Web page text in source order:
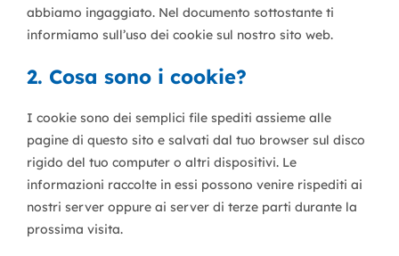
abbiamo ingaggiato. Nel documento sottostante ti
informiamo sull’uso dei cookie sul nostro sito web.
2. Cosa sono i cookie?
I cookie sono dei semplici file spediti assieme alle
pagine di questo sito e salvati dal tuo browser sul disco
rigido del tuo computer o altri dispositivi. Le
informazioni raccolte in essi possono venire rispediti ai
nostri server oppure ai server di terze parti durante la
prossima visita.